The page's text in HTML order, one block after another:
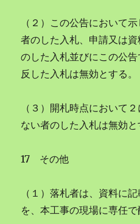
（２）この公告において
者のした入札、申請又は
のした入札並びにこの公
反した入札は無効とする。
（３）開札時点において
ない者のした入札は無効と
17 その他
（１）落札者は、資料に
を、本工事の現場に専任で